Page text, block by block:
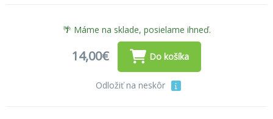
🌴 Máme na sklade, posielame ihneď.
14,00€ Do košíka
Odložiť na neskôr